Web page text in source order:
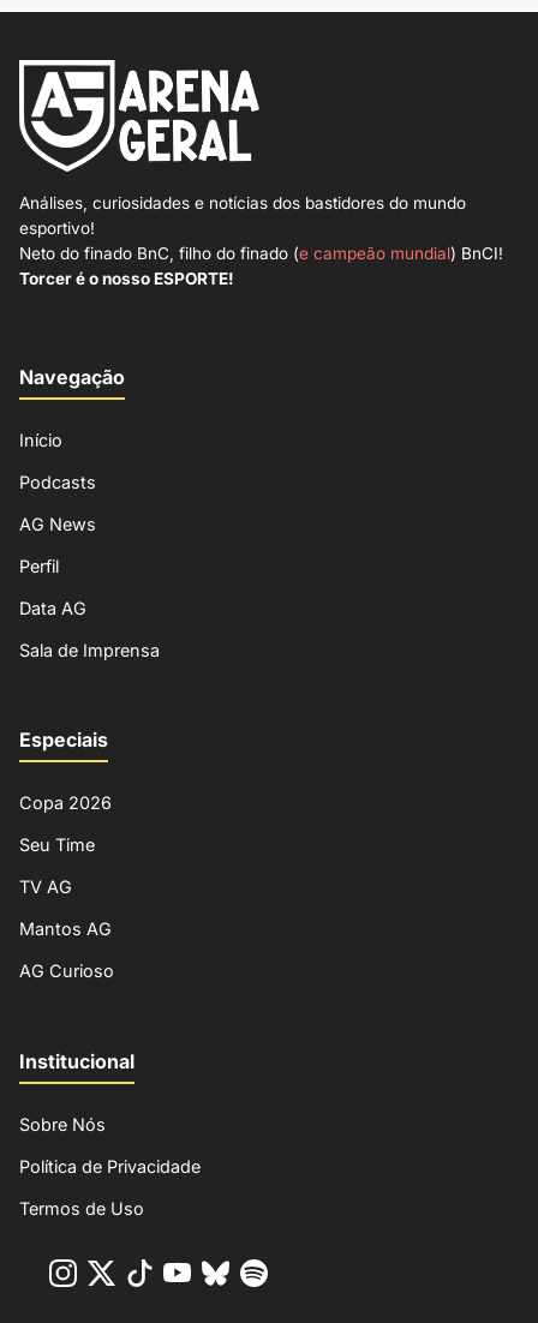
Análises, curiosidades e notícias dos bastidores do mundo
esportivo!
Neto do finado BnC, filho do finado (e campeão mundial) BnCI!
Torcer é o nosso ESPORTE!
Navegação
Início
Podcasts
AG News
Perfil
Data AG
Sala de Imprensa
Especiais
Copa 2026
Seu Time
TV AG
Mantos AG
AG Curioso
Institucional
Sobre Nós
Política de Privacidade
Termos de Uso